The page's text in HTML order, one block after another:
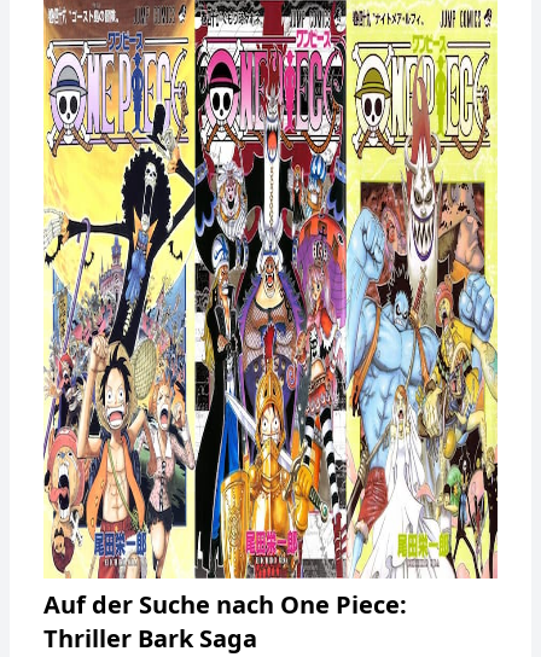
Auf der Suche nach One Piece:
Thriller Bark Saga